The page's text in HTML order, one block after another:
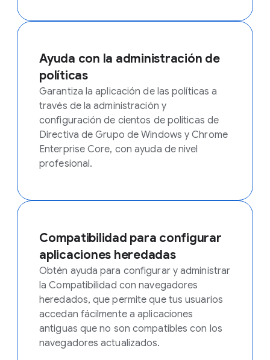
Ayuda con la administración de
políticas
Garantiza la aplicación de las políticas a
través de la administración y
configuración de cientos de políticas de
Directiva de Grupo de Windows y Chrome
Enterprise Core, con ayuda de nivel
profesional.
Compatibilidad para configurar
aplicaciones heredadas
Obtén ayuda para configurar y administrar
la Compatibilidad con navegadores
heredados, que permite que tus usuarios
accedan fácilmente a aplicaciones
antiguas que no son compatibles con los
navegadores actualizados.